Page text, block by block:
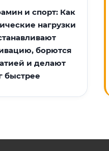
и спорт: Как
нагрузки
борются
и делают
быстрее